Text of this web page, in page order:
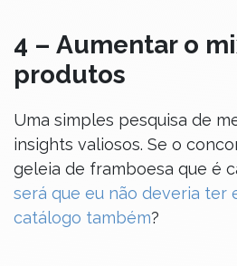
4 – Aumentar o
produtos
Uma simples pesquisa de
insights valiosos. Se o
geleia de framboesa que é
será que eu não deveria ter
catálogo também?